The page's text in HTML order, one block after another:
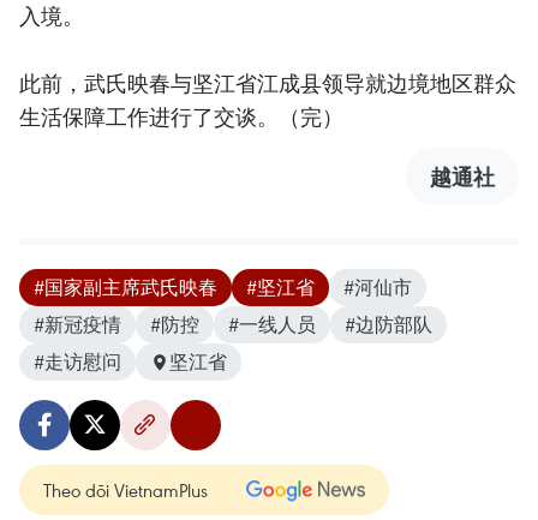
入境。
此前，武氏映春与坚江省江成县领导就边境地区群众
生活保障工作进行了交谈。（完）
越通社
#国家副主席武氏映春 #坚江省
#河仙市
#新冠疫情
#防控 #一线人员
#边防部队
#走访慰问
坚江省
Theo dõi VietnamPlus